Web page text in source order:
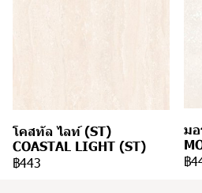
โคสทัล ไลท์ (ST)
COASTAL LIGHT (ST)
฿443
มอ
฿